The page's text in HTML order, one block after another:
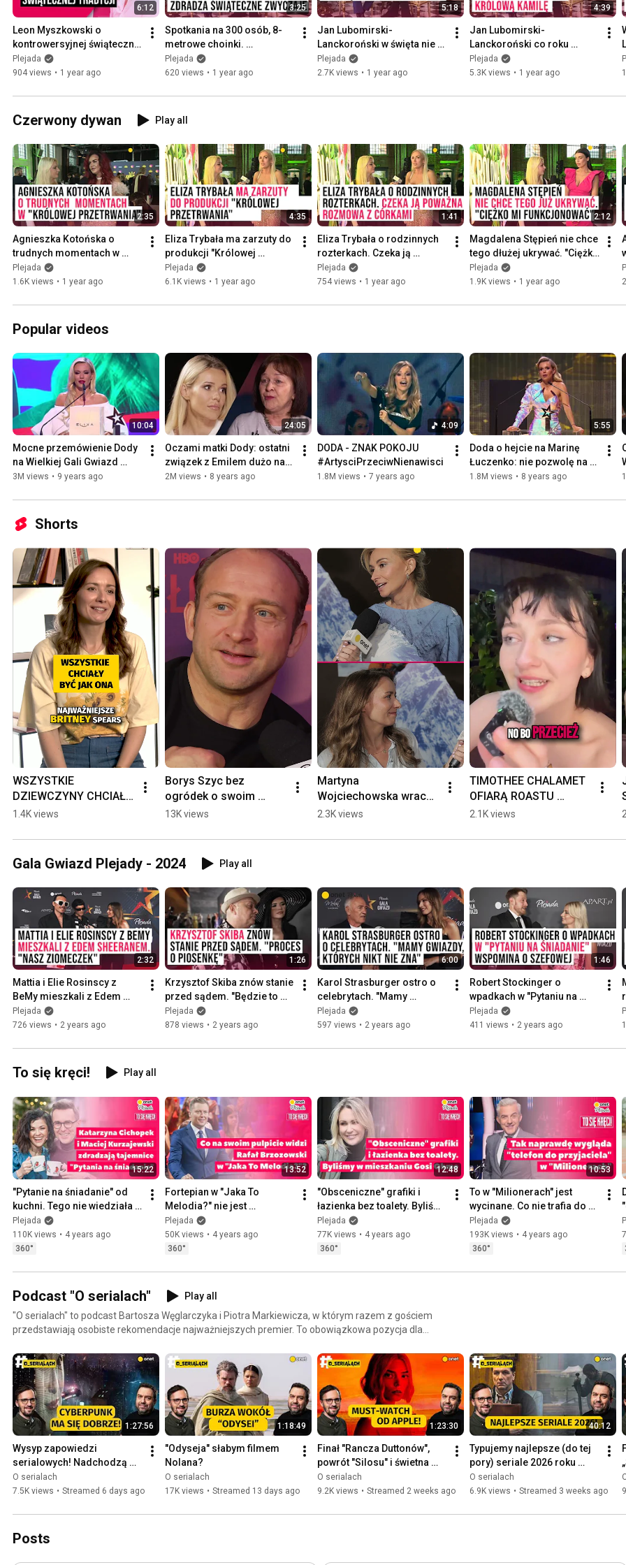
6:12
Leon Myszkowski o
kontrowersyjnej świątecznej
tradycji. "Byłem
piromanem" | Plejada
Plejada
904 views • 1 year ago
3:25
Spotkania na 300 osób, 8-
metrowe choinki.
Świąteczne zwyczaje Jana
Lubomirskiego-
Plejada
620 views • 1 year ago
5:18
Jan Lubomirski-
Lanckoroński w święta nie
liczy kalorii. "Bûche de Noël
i indyk z kasztanami"
Plejada
2.7K views • 1 year ago
4:39
Jan Lubomirski-
Lanckoroński co roku
przeprasza królową Kamilę.
"Staram się" | Plejada
Plejada
5.3K views • 1 year ago
Czerwony dywan Play all
2:35
Agnieszka Kotońska o
trudnych momentach w
"Królowej przetrwania".
"Popłakałam w poduchę" |
Plejada
1.6K views • 1 year ago
4:35
Eliza Trybała ma zarzuty do
produkcji "Królowej
przetrwania". "Nie jestem
taką osobą" | Plejada
Plejada
6.1K views • 1 year ago
1:41
Eliza Trybała o rodzinnych
rozterkach. Czeka ją
poważna rozmowa z
córkami | Plejada
Plejada
754 views • 1 year ago
2:12
Magdalena Stępień nie chce
tego dłużej ukrywać. "Ciężko
mi funkcjonować" | Plejada
Plejada
1.9K views • 1 year ago
Popular videos
10:04
Mocne przemówienie Dody
na Wielkiej Gali Gwiazd
Plejady 2017
3M views • 9 years ago
24:05
Oczami matki Dody: ostatni
związek z Emilem dużo nas
kosztuje
2M views • 8 years ago
4:09
DODA - ZNAK POKOJU
#ArtysciPrzeciwNienawisci
1.8M views • 7 years ago
5:55
Doda o hejcie na Marinę
Łuczenko: nie pozwolę na
coś takiego | Wielka Gala
1.8M views • 8 years ago
Shorts
WSZYSTKIE
DZIEWCZYNY CHCIAŁY
BYĆ JAK ONA
1.4K views
Borys Szyc bez
ogródek o swoim
małżeństwie. "Czasem
13K views
Martyna
Wojciechowska wraca
do dawnej traumy.
mówić" | Plejada
2.3K views
TIMOTHEE CHALAMET
OFIARĄ ROASTU
PODCZAS OSCARÓW |
2.1K views
Gala Gwiazd Plejady - 2024 Play all
2:32
Mattia i Elie Rosinscy z
BeMy mieszkali z Edem
Sheeranem. "Nasz
ziomeczek" | Plejada
Plejada
726 views • 2 years ago
1:26
Krzysztof Skiba znów stanie
przed sądem. "Będzie to
proces o piosenkę"
Plejada
878 views • 2 years ago
6:00
Karol Strasburger ostro o
celebrytach. "Mamy
gwiazdy, których nikt nie
zna" I Plejada
Plejada
597 views • 2 years ago
1:46
Robert Stockinger o
wpadkach w "Pytaniu na
śniadanie". Wspomina o
szefowej  |Plejada
Plejada
411 views • 2 years ago
To się kręci! Play all
15:22
"Pytanie na śniadanie" od
kuchni. Tego nie wiedziała
nawet Katarzyna Cichopek |
"To się kręci!" #4
Plejada
110K views • 4 years ago
360°
13:52
Fortepian w "Jaka To
Melodia?" nie jest
prawdziwy? Odkrywamy
tajemnice programu | To Się
Kręci! #3
Plejada
50K views • 4 years ago
360°
12:48
"Obsceniczne" grafiki i
łazienka bez toalety. Byliśmy
w mieszkaniu Gosi Ohme |
To się kręci! #2
Plejada
77K views • 4 years ago
360°
10:53
To w "Milionerach" jest
wycinane. Co nie trafia do
emisji? I ToSięKręci #1
Plejada
193K views • 4 years ago
360°
Podcast "O serialach"
Play all
"O serialach" to podcast Bartosza Węglarczyka i Piotra Markiewicza, w którym razem z gościem
przedstawiają osobiste rekomendacje najważniejszych premier. To obowiązkowa pozycja dla
1:27:56
Wysyp zapowiedzi
serialowych! Nadchodzą
dobre czasy dla fanów
cyberpunku
O serialach
7.5K views • Streamed 6 days ago
1:18:49
"Odyseja" słabym filmem
Nolana?
O serialach
17K views • Streamed 13 days ago
1:23:30
Finał "Rancza Duttonów",
powrót "Silosu" i świetna
premiera od Apple
O serialach
9.2K views • Streamed 2 weeks ago
40:12
Typujemy najlepsze (do tej
pory) seriale 2026 roku
[RANKING]
O serialach
6.9K views • Streamed 3 weeks ago
Posts